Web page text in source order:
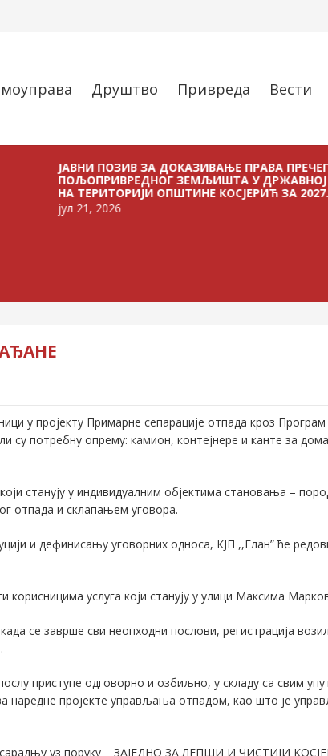
Друштво Привреда Вести
ЈАВНИ ПОЗИВ ЗА ДОКАЗИВАЊЕ ПРАВА ПРЕЧЕГ ЗАКУПА
ПОЉОПРИВРЕДНОГ ЗЕМЉИШТА У ДРЖАВНОЈ
НА ТЕРИТОРИЈИ ОПШТИНЕ КОСЈЕРИЋ ЗА 2027. ГОДИНУ
јул 21, 2026
у пројекту Примарне сепарације отпада кроз
потребну опрему: камион, контејнере и канте за
станују у индивидуалним објектима становања –
отпада и склапањем уговора.
и дефинисању уговорних односа, КЈП ,,Елан” ће
корисницима услуга који станују у улици Максима
се заврше сви неопходни послови, регистрација
приступе одговорно и озбиљно, у складу са свим
наредне пројекте управљања отпадом, као што је
сарадњу уз поруку – ЗАЈЕДНО ЗА ЛЕПШИ И ЧИСТИЈИ